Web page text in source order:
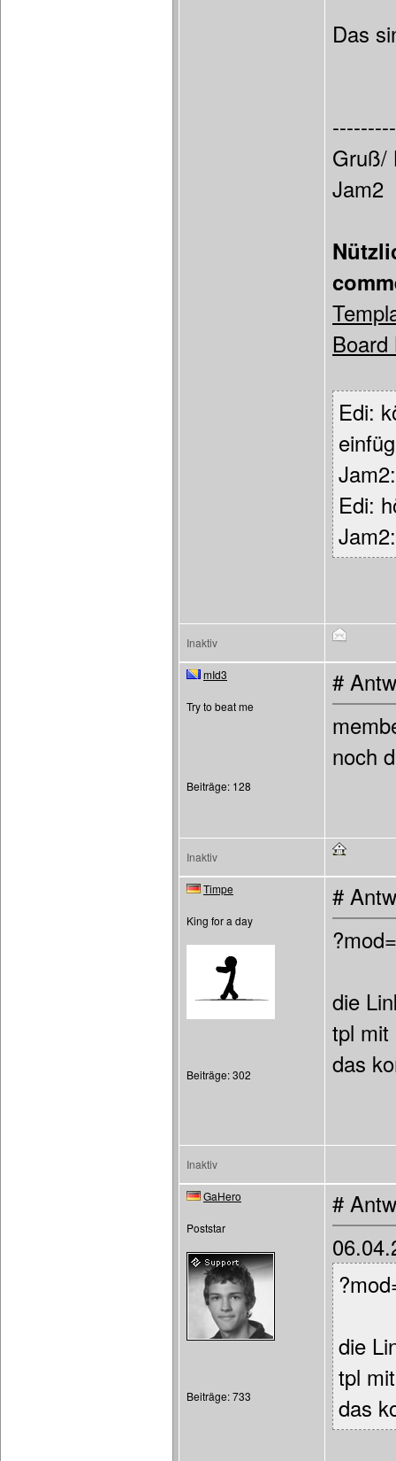
Das
Gruß/
Jam2
Board
Edi:
Edi:
Inaktiv
mId3
Try to beat me
Beiträge: 128
#
noch
Inaktiv
Timpe
King for a day
Beiträge: 302
#
die
tpl mit
das
Inaktiv
GaHero
Poststar
Beiträge: 733
#
die
tpl
das